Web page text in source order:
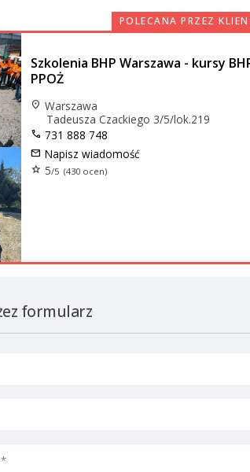
POLECANA PRZEZ
Szkolenia BHP Warszawa - kursy
PPOŻ
location_on Warszawa
Tadeusza Czackiego 3/5/lok.219
call 731 888 748
mail Napisz wiadomość
star 5/5 (430 ocen)
formularz